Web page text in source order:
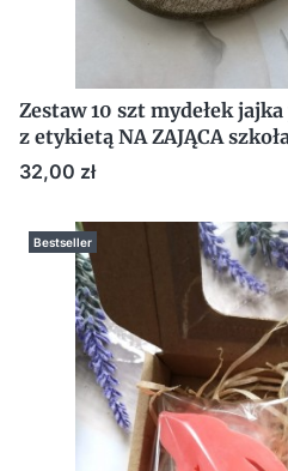
Zestaw 10 szt mydełek
z etykietą NA ZAJĄCA
Cena
32,00 zł
Bestseller